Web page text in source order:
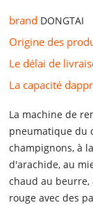
brand DONGTAI
Origine des
Le délai de
La capacité
La machine de
pneumatique du
champignons, à
d'arachide, au
chaud au
rouge avec des